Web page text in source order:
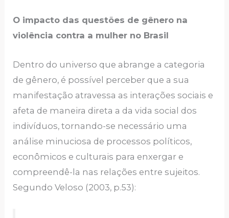
O impacto das questões de gênero na
violência contra a mulher no Brasil
Dentro do universo que abrange a categoria
de gênero, é possível perceber que a sua
manifestação atravessa as interações sociais e
afeta de maneira direta a da vida social dos
indivíduos, tornando-se necessário uma
análise minuciosa de processos políticos,
econômicos e culturais para enxergar e
compreendê-la nas relações entre sujeitos.
Segundo Veloso (2003, p.53):